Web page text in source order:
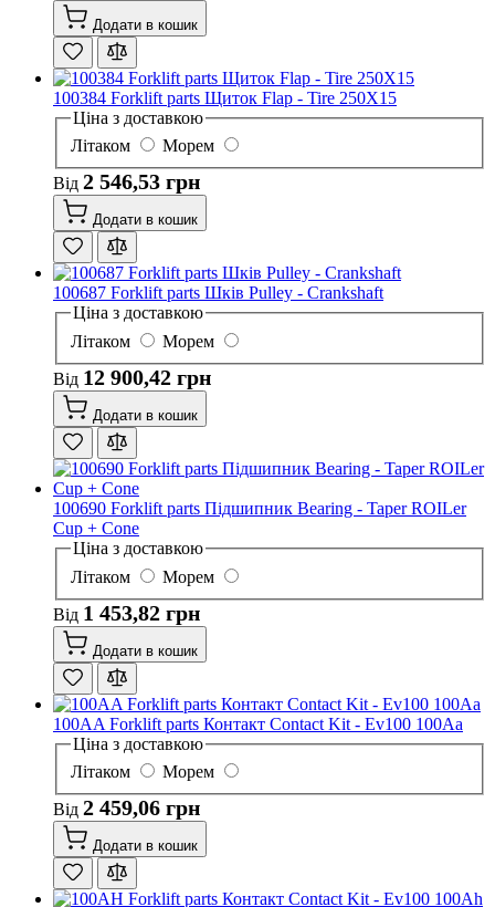
Додати в кошик
100384 Forklift parts Щиток Flap - Tire 250X15
Ціна з доставкою
Літаком
Морем
Від 2 546,53 грн
Додати в кошик
100687 Forklift parts Шків Pulley - Crankshaft
Ціна з доставкою
Літаком
Морем
Від 12 900,42 грн
Додати в кошик
100690 Forklift parts Підшипник Bearing - Taper ROILer
Cup + Cone
Ціна з доставкою
Літаком
Морем
Від 1 453,82 грн
Додати в кошик
100AA Forklift parts Контакт Contact Kit - Ev100 100Aa
Ціна з доставкою
Літаком
Морем
Від 2 459,06 грн
Додати в кошик